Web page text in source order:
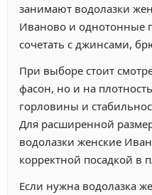
занимают водолазки
Иваново и однотонные
сочетать с джинсами,
При выборе стоит
фасон, но и на
горловины и
Для расширенной
водолазки женские
корректной посадкой в
Если нужна водолазка